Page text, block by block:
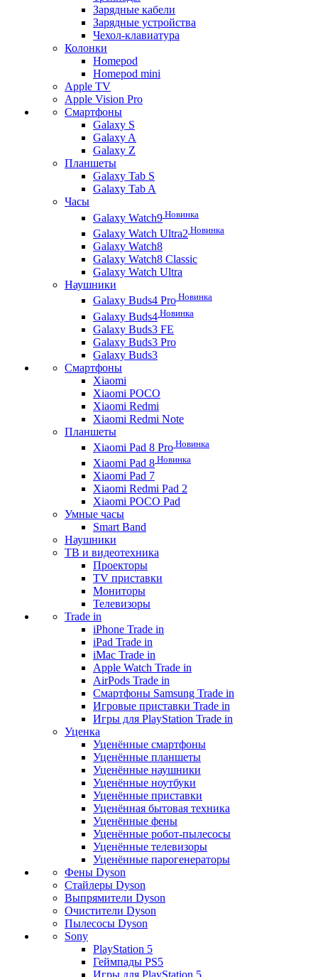
Зарядные кабели
Зарядные устройства
Чехол-клавиатура
Колонки
Homepod
Homepod mini
Apple TV
Apple Vision Pro
Смартфоны
Galaxy S
Galaxy A
Galaxy Z
Планшеты
Galaxy Tab S
Galaxy Tab A
Часы
Galaxy Watch9 Новинка
Galaxy Watch Ultra2 Новинка
Galaxy Watch8
Galaxy Watch8 Classic
Galaxy Watch Ultra
Наушники
Galaxy Buds4 Pro Новинка
Galaxy Buds4 Новинка
Galaxy Buds3 FE
Galaxy Buds3 Pro
Galaxy Buds3
Смартфоны
Xiaomi
Xiaomi POCO
Xiaomi Redmi
Xiaomi Redmi Note
Планшеты
Xiaomi Pad 8 Pro Новинка
Xiaomi Pad 8 Новинка
Xiaomi Pad 7
Xiaomi Redmi Pad 2
Xiaomi POCO Pad
Умные часы
Smart Band
Наушники
ТВ и видеотехника
Проекторы
TV приставки
Мониторы
Телевизоры
Trade in
iPhone Trade in
iPad Trade in
iMac Trade in
Apple Watch Trade in
AirPods Trade in
Смартфоны Samsung Trade in
Игровые приставки Trade in
Игры для PlayStation Trade in
Уценка
Уценённые смартфоны
Уценённые планшеты
Уценённые наушники
Уценённые ноутбуки
Уценённые приставки
Уценённая бытовая техника
Уценённые фены
Уценённые робот-пылесосы
Уценённые телевизоры
Уценённые парогенераторы
Фены Dyson
Стайлеры Dyson
Выпрямители Dyson
Очистители Dyson
Пылесосы Dyson
Sony
PlayStation 5
Геймпады PS5